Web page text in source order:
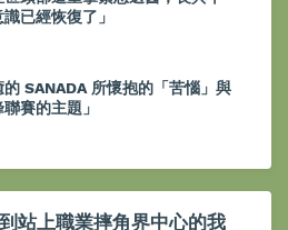
已經恢復了」
的 SANADA 所懷抱的「苦惱」與
聯賽的主題」
站上職業摔角界中心的我